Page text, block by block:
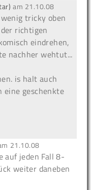
am 21.10.08
tricky oben
richtigen
eindrehen,
nachher wehtut...
is halt auch
eine geschenkte
21.10.08
auf jeden Fall 8-
weiter daneben